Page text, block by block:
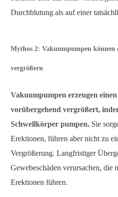
Durchblutung als auf einer
Mythos 2: Vakuumpumpen können
vergrößern
Vakuumpumpen erzeugen
vorübergehend vergrößert,
Schwellkörper pumpen. Sie
Erektionen, führen aber nicht zu
Vergrößerung. Langfristiger
Gewebeschäden verursachen, die
Erektionen führen.